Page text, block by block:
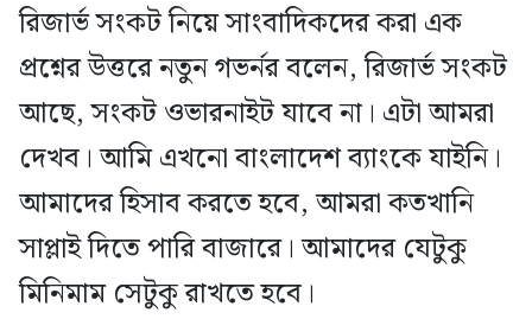
রিজার্ভ সংকট নিয়ে সাংবাদিকদের করা এক
প্রশ্নের উত্তরে নতুন গভর্নর বলেন, রিজার্ভ সংকট
আছে, সংকট ওভারনাইট যাবে না। এটা আমরা
দেখব। আমি এখনো বাংলাদেশ ব্যাংকে যাইনি।
আমাদের হিসাব করতে হবে, আমরা কতখানি
সাপ্লাই দিতে পারি বাজারে। আমাদের যেটুকু
মিনিমাম সেটুকু রাখতে হবে।